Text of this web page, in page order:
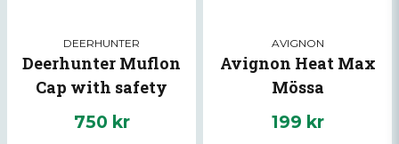
DEERHUNTER
Deerhunter Muflon
Cap with safety
750 kr
AVIGNON
Avignon Heat Max
Mössa
199 kr